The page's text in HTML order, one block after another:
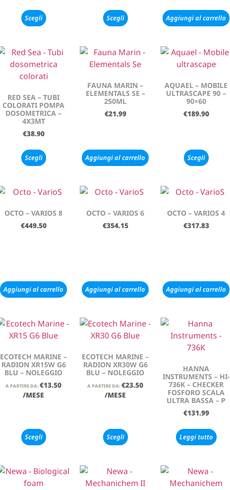
Scegli Scegli Aggiungi al carrello
RED SEA – TUBI
COLORATI POMPA
DOSOMETRICA –
4X3MT
€38.90
Scegli
FAUNA MARIN –
ELEMENTALS SE –
250ML
€21.99
Aggiungi al carrello
AQUAEL – MOBILE
ULTRASCAPE 90 –
90×60
€189.90
Scegli
OCTO – VARIOS 8
€449.50
Aggiungi al carrello
OCTO – VARIOS 6
€354.15
Aggiungi al carrello
OCTO – VARIOS 4
€317.83
Aggiungi al carrello
ECOTECH MARINE –
RADION XR15W G6
BLU – NOLEGGIO
A PARTIRE DA: €13.50
/MESE
Scegli
ECOTECH MARINE –
RADION XR30W G6
BLU – NOLEGGIO
A PARTIRE DA: €23.50
/MESE
Scegli
HANNA
INSTRUMENTS – HI-
736K – CHECKER
FOSFORO SCALA
ULTRA BASSA – P
€131.99
Leggi tutto